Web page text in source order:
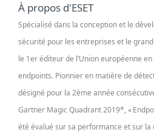
À propos d'ESET
Spécialisé dans la conception et le
sécurité pour les entreprises et le grand
le 1er éditeur de l’Union européenne
endpoints. Pionnier en matière de
désigné pour la 2ème année
Gartner Magic Quadrant 2019*, «
été évalué sur sa performance et sur la